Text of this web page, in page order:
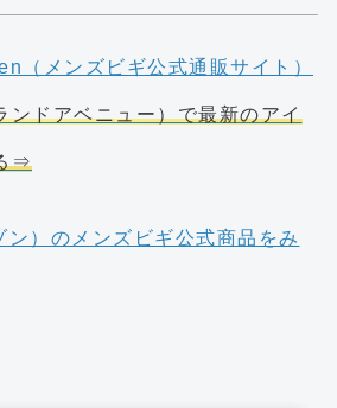
ドアベニュー）で最新のアイ
⇒
）のメンズビギ公式商品をみ